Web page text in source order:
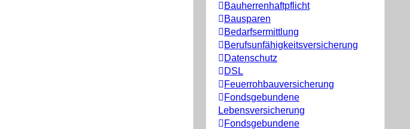
Bauherrenhaftpflicht
Bausparen
Bedarfsermittlung
Berufs­unfähigkeitsversicherung
Datenschutz
DSL
Feuerrohbauversicherung
Fondsgebundene
Lebensversicherung
Fondsgebundene